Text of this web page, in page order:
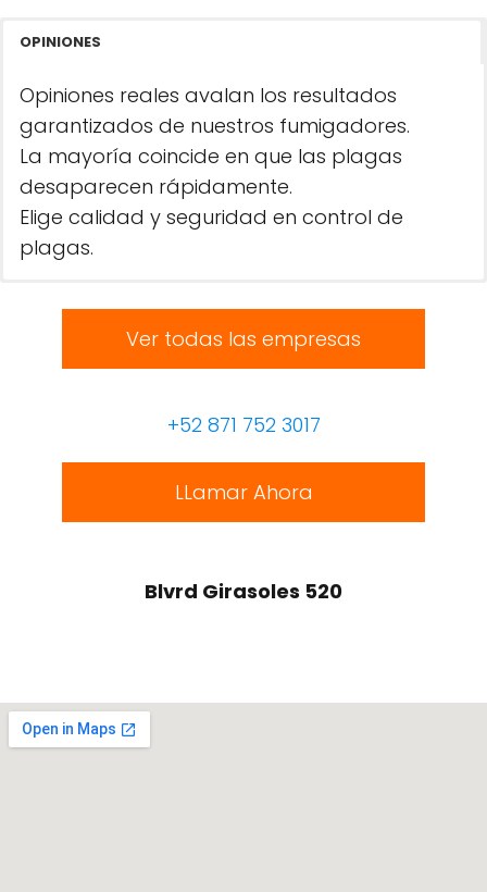
OPINIONES
Opiniones reales avalan los resultados
garantizados de nuestros fumigadores.
La mayoría coincide en que las plagas
desaparecen rápidamente.
Elige calidad y seguridad en control de
plagas.
Ver todas las empresas
+52 871 752 3017
LLamar Ahora
Blvrd Girasoles 520